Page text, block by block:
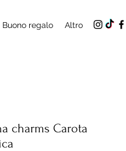
Buono regalo Altro
charms Carota